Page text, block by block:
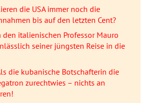
die USA immer noch die
bis auf den letzten Cent?
den italienischen Professor Mauro
seiner jüngsten Reise in die
die kubanische Botschafterin die
zurechtwies – nichts an